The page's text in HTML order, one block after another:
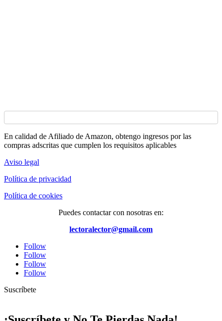
En calidad de Afiliado de Amazon, obtengo ingresos por las
compras adscritas que cumplen los requisitos aplicables
Aviso legal
Política de privacidad
Política de cookies
Puedes contactar con nosotras en:
lectoralector@gmail.com
Follow
Follow
Follow
Follow
Suscríbete